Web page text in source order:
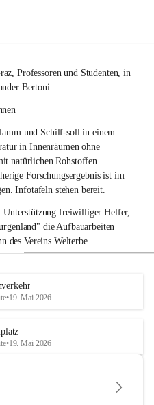
Professoren und Studenten, in
Bertoni.
und Schilf-soll in einem
in Innenräumen ohne
natürlichen Rohstoffen
Forschungsergebnis ist im
Infotafeln stehen bereit.
Unterstützung freiwilliger Helfer,
die Aufbauarbeiten
des Vereins Welterbe
Arbeit sehr erfreut und
der Forschungsergebnisse.
jede technologische Innovation
•19. Mai 2026
•19. Mai 2026